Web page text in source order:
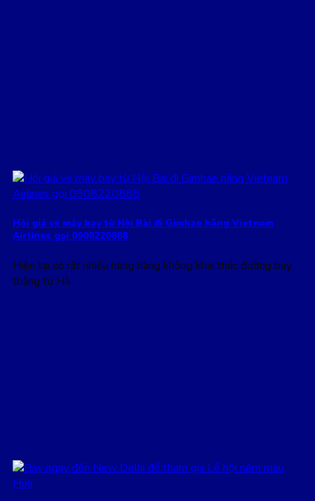
Hỏi giá vé máy bay từ Nội Bài đi Gimhae hãng Vietnam
Airlines gọi 0908220888
Hiện tại có rất nhiều hãng hàng không khai thác đường bay
thẳng từ Hà